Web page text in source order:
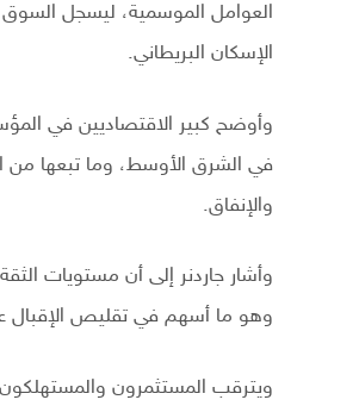
العوامل الموسمية، ليسجل
الإسكان البريطاني.
وأوضح كبير الاقتصاديين في
في الشرق الأوسط، وما تبعها من
والإنفاق.
وهو ما أسهم في تقليص الإقبال على
ويترقب المستثمرون والمستهلكون